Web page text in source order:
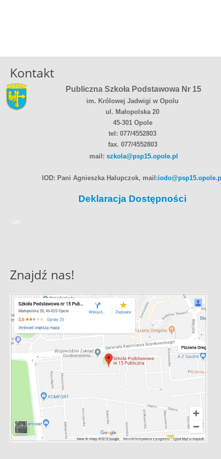
Kontakt
Publiczna Szkoła Podstawowa Nr 15
im. Królowej Jadwigi w Opolu
ul. Małopolska 20
45-301 Opole
tel: 077/4552803
fax. 077/4552803
mail: szkola@psp15.opole.pl
IOD: Pani Agnieszka Halupczok, mail:
Deklaracja Dostępności
Znajdź nas!